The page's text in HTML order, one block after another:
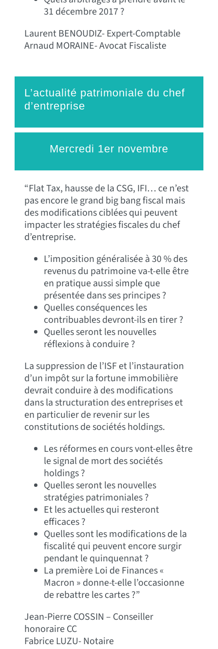
31 décembre 2017 ?
Laurent BENOUDIZ- Expert-Comptable
Arnaud MORAINE- Avocat Fiscaliste
L’actualité patrimoniale du chef
d’entreprise
Mercredi 1er novembre
“Flat Tax, hausse de la CSG, IFI… ce n’est
pas encore le grand big bang fiscal mais
des modifications ciblées qui peuvent
impacter les stratégies fiscales du chef
d’entreprise.
L’imposition généralisée à 30 % des
revenus du patrimoine va-t-elle être
en pratique aussi simple que
présentée dans ses principes ?
Quelles conséquences les
contribuables devront-ils en tirer ?
Quelles seront les nouvelles
réflexions à conduire ?
La suppression de l’ISF et l’instauration
d’un impôt sur la fortune immobilière
devrait conduire à des modifications
dans la structuration des entreprises et
en particulier de revenir sur les
constitutions de sociétés holdings.
Les réformes en cours vont-elles être
le signal de mort des sociétés
holdings ?
Quelles seront les nouvelles
stratégies patrimoniales ?
Et les actuelles qui resteront
efficaces ?
Quelles sont les modifications de la
fiscalité qui peuvent encore surgir
pendant le quinquennat ?
La première Loi de Finances «
Macron » donne-t-elle l’occasionne
de rebattre les cartes ?”
Jean-Pierre COSSIN – Conseiller
honoraire CC
Fabrice LUZU- Notaire